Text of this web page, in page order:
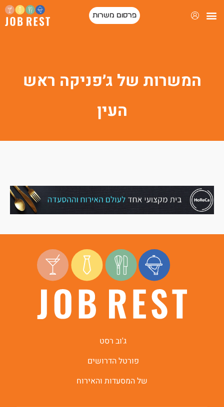
פרסום משרות
המשרות של ג׳פניקה ראש
העין
ג'וב רסט
פורטל הדרושים
של המסעדות והאירוח